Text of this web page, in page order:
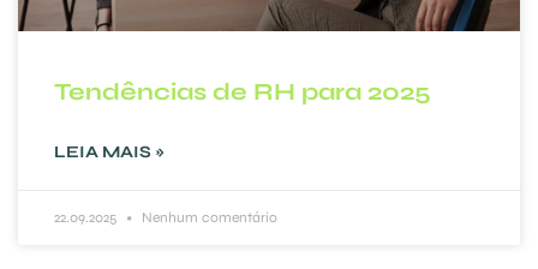
Tendências de RH para 2025
LEIA MAIS »
22.09.2025 Nenhum comentário